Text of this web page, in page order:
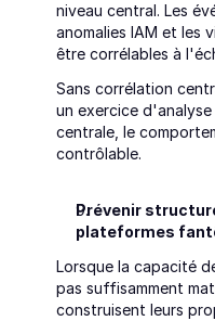
niveau central. Les
anomalies IAM et les
être corrélables à
Sans corrélation
un exercice
centrale, le
contrôlable.
Prévenir
plateformes
Lorsque la capacité
pas suffisamment
construisent leurs